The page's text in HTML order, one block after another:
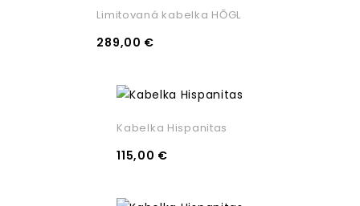
Limitovaná kabelka HŌGL
289,00 €
Kabelka Hispanitas
115,00 €